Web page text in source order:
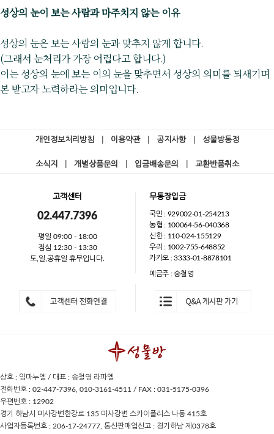
성상의 눈이 보는 사람과 마주치지 않는 이유
성상의 눈은 보는 사람의 눈과 맞추지 않게 합니다.
(그래서 눈처리가 가장 어렵다고 합니다.)
이는 성상의 눈에 보는 이의 눈을 맞추면서 성상의 의미를 되새기며
본 받고자 노력하라는 의미입니다.
개인정보처리방침 이용약관 공지사항 성물방동정
소식지 개별상품문의 입금배송문의 교환반품취소
고객센터
02.447.7396
평일 09:00 - 18:00
점심 12:30 - 13:30
토,일,공휴일 휴무입니다.
무통장입금
국민 : 929002-01-254213
농협 : 100064-56-040368
신한 : 110-024-155129
우리 : 1002-755-648852
카카오 : 3333-01-8878101
예금주 : 송철영
상호 : 임마누엘 / 대표 : 송철영 라파엘
전화번호 : 02-447-7396, 010-3161-4511 / FAX : 031-5175-0396
우편번호 : 12902
경기 하남시 미사강변한강로 135 미사강변 스카이폴리스 나동 415호
사업자등록번호 : 206-17-24777, 통신판매업신고 : 경기하남 제0378호